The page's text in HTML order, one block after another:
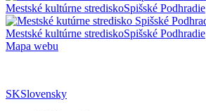
Mestské kultúrne strediskoSpišské Podhradie
Mestské kultúrne strediskoSpišské Podhradie
Mapa webu
SKSlovensky